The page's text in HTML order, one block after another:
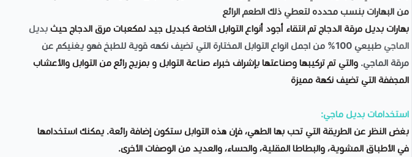
من البهارات بنسب محدده لتعطي ذلك الطعم الرائع
بهارات بديل مرقة الدجاج تم انتقاء أجود أنواع التوابل الخاصة كبديل جيد لمكعبات مرق الدجاج حيث بديل
الماجي
طبيعي 100% من اجمل انواع التوابل المختارة التي تضيف نكهه قوية للطبخ فهو يغنيكم عن
مرقة الماجي. والتي تم تركيبها وصناعتها بإشراف خبراء صناعة التوابل و بمزيج رائع من التوابل والأعشاب
المجففة التي تضيف نكهة مميزة
استخدامات بديل ماجي:
بغض النظر عن الطريقة التي تحب بها الطهي، فإن هذه التوابل ستكون إضافة رائعة. يمكنك استخدامها
في الأطباق المشوية، والبطاطا المقلية، والحساء، والعديد من الوصفات الأخرى.